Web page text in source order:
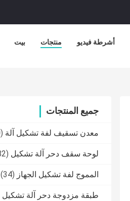
بيت منتجات أشرطة فيديو
جميع المنتجات
معدن تسقيف لفة تشكيل آلة (110)
لوحة سقف دحر آلة تشكيل (82)
المموج لفة تشكيل الجهاز (34)
طبقة مزدوجة دحر آلة تشكيل